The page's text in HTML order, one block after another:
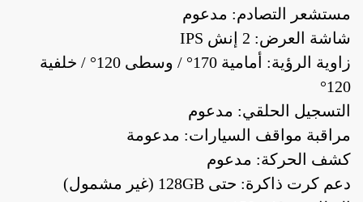
مستشعر التصادم: مدعوم
شاشة العرض: 2 إنش IPS
زاوية الرؤية: أمامية 170° / وسطى 120° / خلفية
120°
التسجيل الحلقي: مدعوم
مراقبة مواقف السيارات: مدعومة
كشف الحركة: مدعوم
دعم كرت ذاكرة: حتى 128GB (غير مشمول)